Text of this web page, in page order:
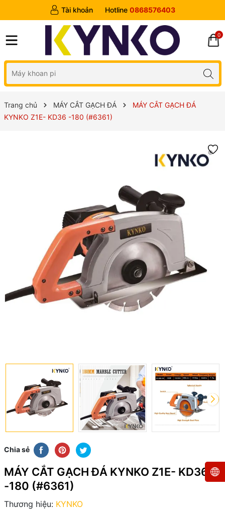
Tài khoản Hotline 0868576403
0
Trang chủ MÁY CẮT GẠCH ĐÁ
MÁY CẮT GẠCH ĐÁ
KYNKO Z1E- KD36 -180 (#6361)
Chia sẻ
MÁY CẮT GẠCH ĐÁ KYNKO Z1E- KD36
-180 (#6361)
Thương hiệu: KYNKO